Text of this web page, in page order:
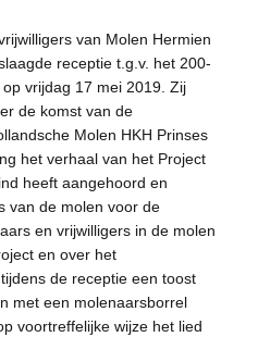
van Molen Hermien
receptie t.g.v. het 200-
vrijdag 17 mei 2019. Zij
de komst van de
Molen HKH Prinses
het verhaal van het Project
heeft aangehoord en
van de molen voor de
en vrijwilligers in de molen
en over het
de receptie een toost
met een molenaarsborrel
voortreffelijke wijze het lied